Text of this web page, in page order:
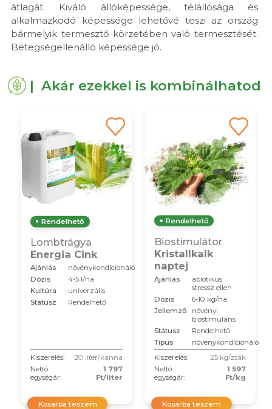
átlagát. Kiváló állóképessége, télállósága és
alkalmazkodó képessége lehetővé teszi az ország
bármelyik termesztő körzetében való termesztését.
Betegségellenálló képessége jó.
| Akár ezekkel is kombinálhatod
Rendelhető
Lombtrágya
Energia Cink
Ajánlás
növénykondícionáló
Dózis
4-5 l/ha
Kultúra
univerzális
Státusz
Rendelhető
Kiszerelés:
20 liter/kanna
Nettó
egységár:
1 797
Ft/liter
Kosárba teszem
Rendelhető
Biostimulátor
Kristallkalk
naptej
Ajánlás
abiotikus
stressz ellen
Dózis
6-10 kg/ha
Jellemző
növényi
biostimuláns
Státusz
Rendelhető
Típus
növénykondícionáló
Kiszerelés:
25 kg/zsák
Nettó
egységár:
1 597
Ft/kg
Kosárba teszem